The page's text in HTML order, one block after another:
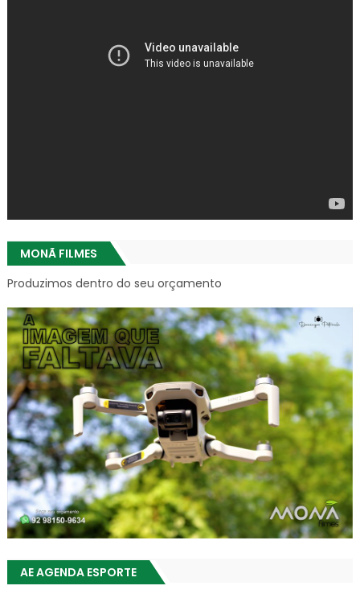
MONÃ FILMES
Produzimos dentro do seu orçamento
AE AGENDA ESPORTE